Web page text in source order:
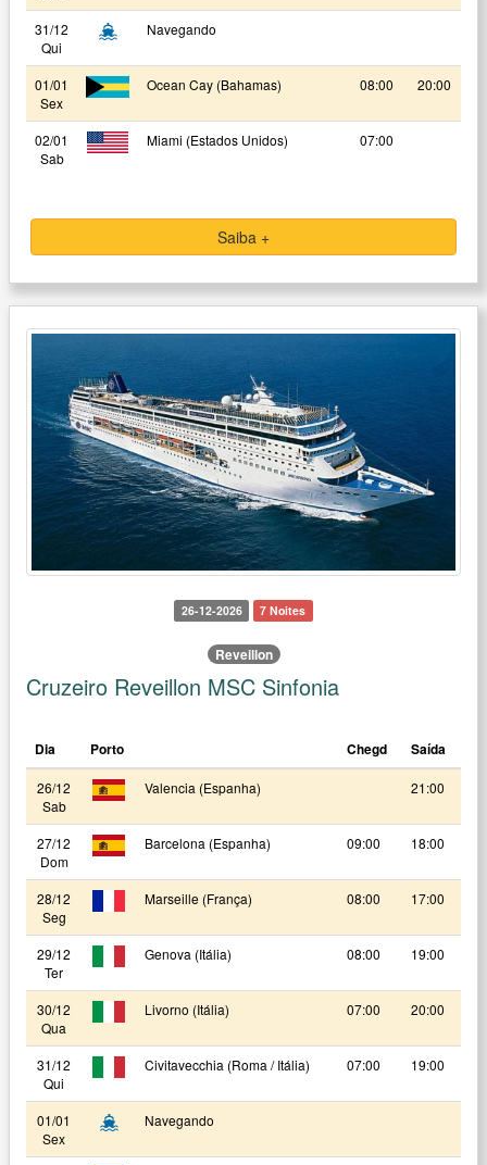
31/12
Qui
Navegando
01/01
Sex
Ocean Cay (Bahamas) 08:00 20:00
02/01
Sab
Miami (Estados Unidos) 07:00
Saiba +
26-12-2026 7 Noites
Reveillon
Cruzeiro Reveillon MSC Sinfonia
Dia Porto Chegd Saída
26/12
Sab
Valencia (Espanha) 21:00
27/12
Dom
Barcelona (Espanha) 09:00 18:00
28/12
Seg
Marseille (França) 08:00 17:00
29/12
Ter
Genova (Itália) 08:00 19:00
30/12
Qua
Livorno (Itália) 07:00 20:00
31/12
Qui
Civitavecchia (Roma / Itália) 07:00 19:00
01/01
Sex
Navegando